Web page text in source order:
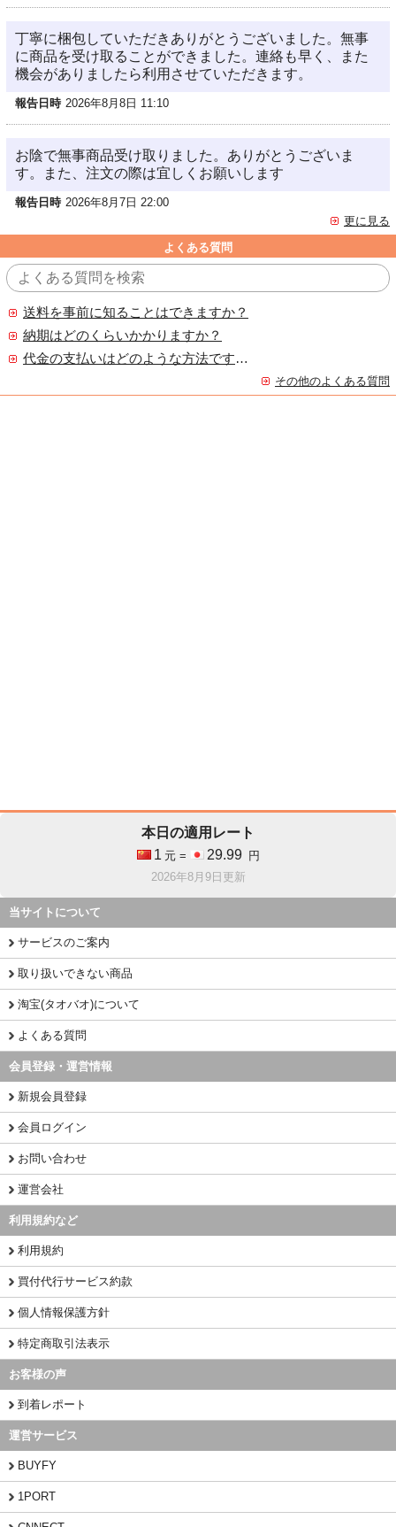
丁寧に梱包していただきありがとうございました。無事
に商品を受け取ることができました。連絡も早く、また
機会がありましたら利用させていただきます。
報告日時 2026年8月8日 11:10
お陰で無事商品受け取りました。ありがとうございま
す。また、注文の際は宜しくお願いします
報告日時 2026年8月7日 22:00
更に見る
よくある質問
送料を事前に知ることはできますか？
納期はどのくらいかかりますか？
代金の支払いはどのような方法ですか？
その他のよくある質問
本日の適用レート
1 元 = 29.99
円
2026年8月9日更新
当サイトについて
サービスのご案内
取り扱いできない商品
淘宝(タオバオ)について
よくある質問
会員登録・運営情報
新規会員登録
会員ログイン
お問い合わせ
運営会社
利用規約など
利用規約
買付代行サービス約款
個人情報保護方針
特定商取引法表示
お客様の声
到着レポート
運営サービス
BUYFY
1PORT